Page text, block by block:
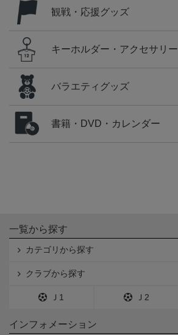
観戦・応援グッズ
キーホルダー・アクセサリー
バラエティグッズ
書籍・DVD・カレンダー
一覧から探す
カテゴリから探す
クラブから探す
Ｊ1 Ｊ2
インフォメーション